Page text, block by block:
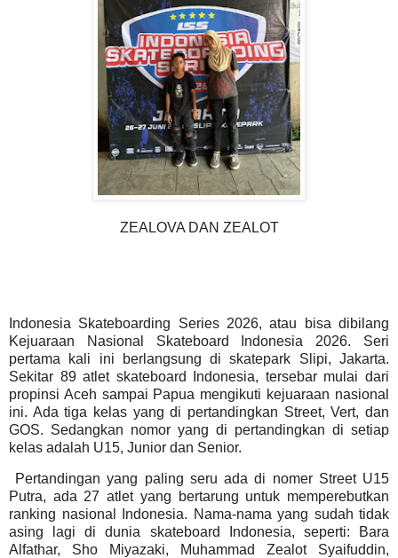
ZEALOVA DAN ZEALOT
Indonesia Skateboarding Series 2026, atau bisa dibilang
Kejuaraan Nasional Skateboard Indonesia 2026. Seri
pertama kali ini berlangsung di skatepark Slipi, Jakarta.
Sekitar 89 atlet skateboard Indonesia, tersebar mulai dari
propinsi Aceh sampai Papua mengikuti kejuaraan nasional
ini. Ada tiga kelas yang di pertandingkan Street, Vert, dan
GOS. Sedangkan nomor yang di pertandingkan di setiap
kelas adalah U15, Junior dan Senior.
Pertandingan yang paling seru ada di nomer Street U15
Putra, ada 27 atlet yang bertarung untuk memperebutkan
ranking nasional Indonesia. Nama-nama yang sudah tidak
asing lagi di dunia skateboard Indonesia, seperti: Bara
Alfathar, Sho Miyazaki, Muhammad Zealot Syaifuddin,